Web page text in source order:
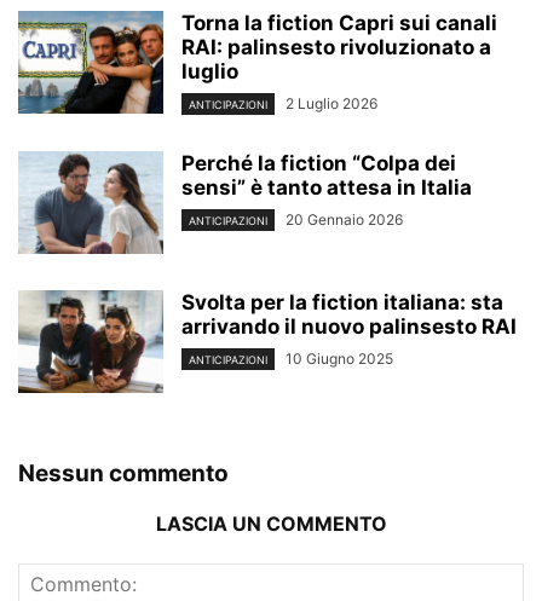
Torna la fiction Capri sui canali
RAI: palinsesto rivoluzionato a
luglio
ANTICIPAZIONI 2 Luglio 2026
Perché la fiction “Colpa dei
sensi” è tanto attesa in Italia
ANTICIPAZIONI 20 Gennaio 2026
Svolta per la fiction italiana: sta
arrivando il nuovo palinsesto RAI
ANTICIPAZIONI 10 Giugno 2025
Nessun commento
LASCIA UN COMMENTO